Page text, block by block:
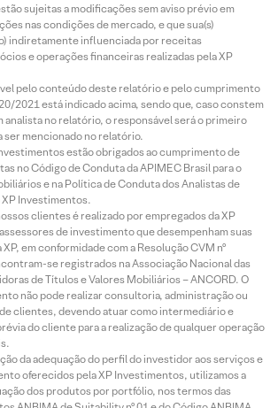
sujeitas a modificações sem aviso prévio em
nas condições de mercado, e que sua(s)
indiretamente influenciada por receitas
e operações financeiras realizadas pela XP
pelo conteúdo deste relatório e pelo cumprimento
2021 está indicado acima, sendo que, caso constem
analista no relatório, o responsável será o primeiro
ser mencionado no relatório.
estão obrigados ao cumprimento de
no Código de Conduta da APIMEC Brasil para o
e na Política de Conduta dos Analistas de
Investimentos.
clientes é realizado por empregados da XP
de investimento que desempenham suas
em conformidade com a Resolução CVM nº
se registrados na Associação Nacional das
de Títulos e Valores Mobiliários – ANCORD. O
não pode realizar consultoria, administração ou
clientes, devendo atuar como intermediário e
do cliente para a realização de qualquer operação
da adequação do perfil do investidor aos serviços e
oferecidos pela XP Investimentos, utilizamos a
dos produtos por portfólio, nos termos das